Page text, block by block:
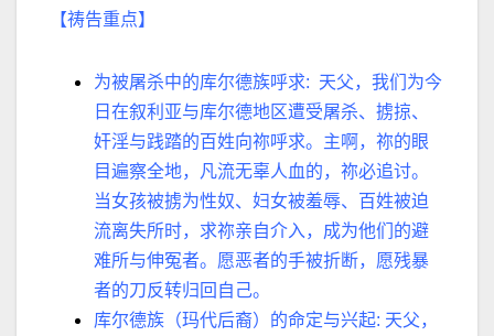
【祷告重点】
为被屠杀中的库尔德族呼求: 天父，我们为今
日在叙利亚与库尔德地区遭受屠杀、掳掠、
奸淫与践踏的百姓向祢呼求。主啊，祢的眼
目遍察全地，凡流无辜人血的，祢必追讨。
当女孩被掳为性奴、妇女被羞辱、百姓被迫
流离失所时，求祢亲自介入，成为他们的避
难所与伸冤者。愿恶者的手被折断，愿残暴
者的刀反转归回自己。
库尔德族（玛代后裔）的命定与兴起: 天父，